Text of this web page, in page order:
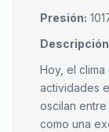
Presión:
Hoy, el
actividades
oscilan entre
como una